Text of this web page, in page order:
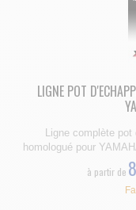
LIGNE POT
Ligne complète
homologué pour
à partir de